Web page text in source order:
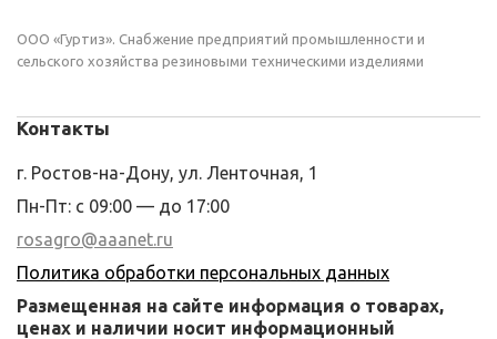
ООО «Гуртиз». Снабжение предприятий промышленности и
сельского хозяйства резиновыми техническими изделиями
Контакты
г. Ростов-на-Дону, ул. Ленточная, 1
Пн-Пт: с 09:00 — до 17:00
rosagro@aaanet.ru
Политика обработки персональных данных
Размещенная на сайте информация о товарах,
ценах и наличии носит информационный